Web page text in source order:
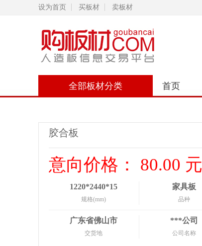
设为首页 买板材 卖板材
全部板材分类 首页
胶合板
意向价格： 80.00 元
1220*2440*15
规格(mm)
家具板
品种
广东省佛山市
交货地
***公司
公司名称